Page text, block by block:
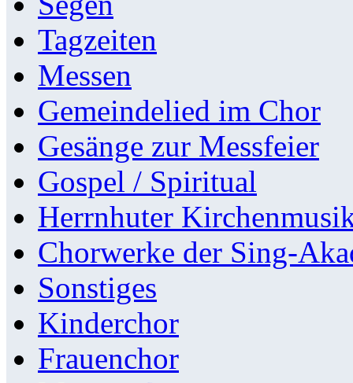
Tagzeiten
Messen
Gemeindelied im Chor
Gesänge zur Messfeier
Gospel / Spiritual
Herrnhuter
Chorwerke der Sing-
Sonstiges
Kinderchor
Frauenchor